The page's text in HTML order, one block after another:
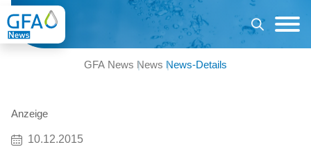
GFA News News News-Details
Anzeige
10.12.2015